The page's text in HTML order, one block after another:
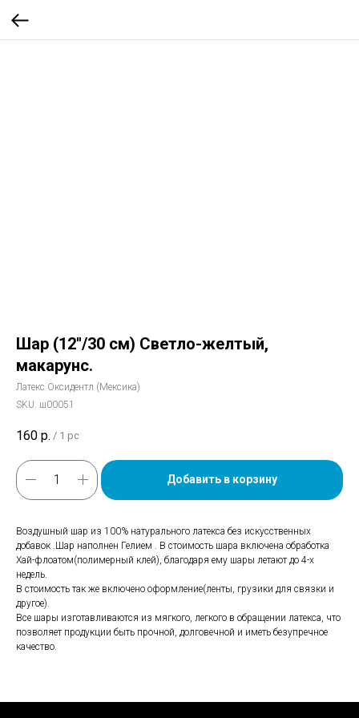
Шар (12''/30 см) Светло-желтый,
макарунс.
Латекс Оксидентл (Мексика)
SKU: ш00051
160 р. / 1 pc
Добавить в корзину
Воздушный шар из 100% натурального латекса без искусственных
добавок .Шар наполнен Гелием . В стоимость шара включена обработка
Хай-флоатом(полимерный клей), благодаря ему шары летают до 4-х
недель.
В стоимость так же включено оформление(ленты, грузики для связки и
другое).
Все шары изготавливаются из мягкого, легкого в обращении латекса, что
позволяет продукции быть прочной, долговечной и иметь безупречное
качество.